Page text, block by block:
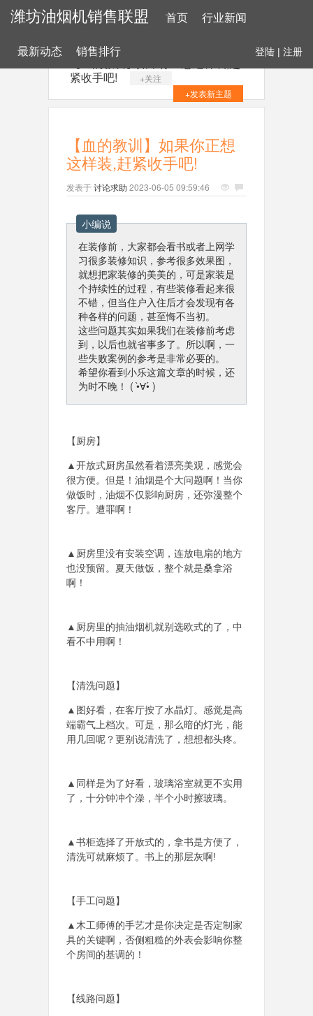
潍坊油烟机销售联盟 首页 行业新闻
最新动态 销售排行 登陆 | 注册
紧收手吧!
+关注
+发表新主题
【血的教训】如果你正想
这样装,赶紧收手吧!
发表于讨论求助 2023-06-05 09:59:46
小编说
在装修前，大家都会看书或者上网学
习很多装修知识，参考很多效果图，
就想把家装修的美美的，可是家装是
个持续性的过程，有些装修看起来很
不错，但当住户入住后才会发现有各
种各样的问题，甚至悔不当初。
这些问题其实如果我们在装修前考虑
到，以后也就省事多了。所以啊，一
些失败案例的参考是非常必要的。
希望你看到小乐这篇文章的时候，还
为时不晚！ ( •̀∀•́ )
【厨房】
▲开放式厨房虽然看着漂亮美观，感觉会
很方便。但是！油烟是个大问题啊！当你
做饭时，油烟不仅影响厨房，还弥漫整个
客厅。遭罪啊！
▲厨房里没有安装空调，连放电扇的地方
也没预留。夏天做饭，整个就是桑拿浴
啊！
▲厨房里的抽油烟机就别选欧式的了，中
看不中用啊！
【清洗问题】
▲图好看，在客厅按了水晶灯。感觉是高
端霸气上档次。可是，那么暗的灯光，能
用几回呢？更别说清洗了，想想都头疼。
▲同样是为了好看，玻璃浴室就更不实用
了，十分钟冲个澡，半个小时擦玻璃。
▲书柜选择了开放式的，拿书是方便了，
清洗可就麻烦了。书上的那层灰啊!
【手工问题】
▲木工师傅的手艺才是你决定是否定制家
具的关键啊，否侧粗糙的外表会影响你整
个房间的基调的！
【线路问题】